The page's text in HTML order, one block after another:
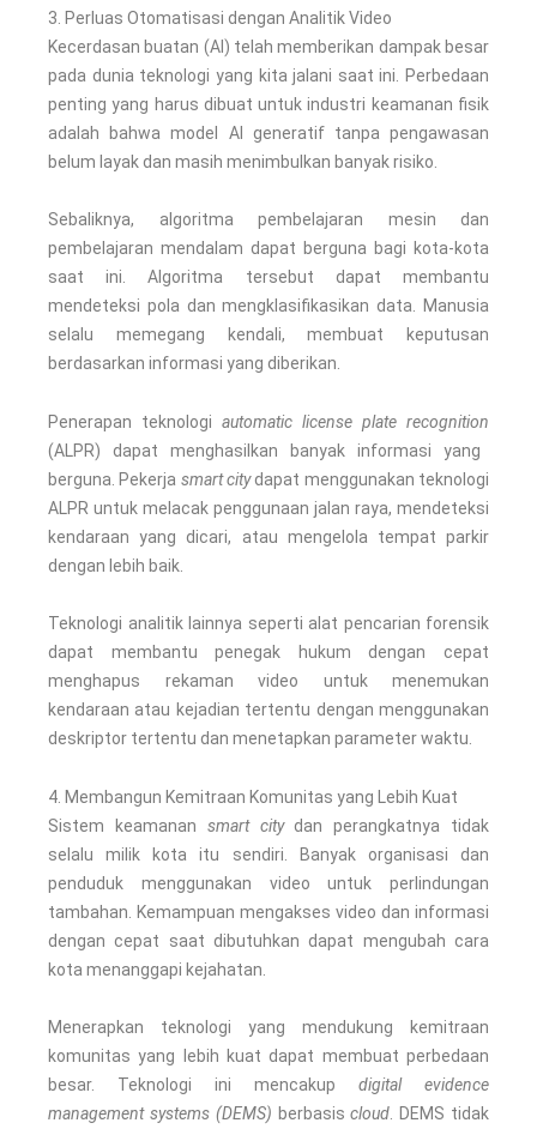
3. Perluas Otomatisasi dengan Analitik Video
Kecerdasan buatan (AI) telah memberikan dampak besar
pada dunia teknologi yang kita jalani saat ini. Perbedaan
penting yang harus dibuat untuk industri keamanan fisik
adalah bahwa model AI generatif tanpa pengawasan
belum layak dan masih menimbulkan banyak risiko.
Sebaliknya, algoritma pembelajaran mesin dan
pembelajaran mendalam dapat berguna bagi kota-kota
saat ini. Algoritma tersebut dapat membantu
mendeteksi pola dan mengklasifikasikan data. Manusia
selalu memegang kendali, membuat keputusan
berdasarkan informasi yang diberikan.
Penerapan teknologi automatic license plate recognition
(ALPR) dapat menghasilkan banyak informasi yang
berguna. Pekerja smart citydapat menggunakan teknologi
ALPR untuk melacak penggunaan jalan raya, mendeteksi
kendaraan yang dicari, atau mengelola tempat parkir
dengan lebih baik.
Teknologi analitik lainnya seperti alat pencarian forensik
dapat membantu penegak hukum dengan cepat
menghapus rekaman video untuk menemukan
kendaraan atau kejadian tertentu dengan menggunakan
deskriptor tertentu dan menetapkan parameter waktu.
4. Membangun Kemitraan Komunitas yang Lebih Kuat
Sistem keamanan smart citydan perangkatnya tidak
selalu milik kota itu sendiri. Banyak organisasi dan
penduduk menggunakan video untuk perlindungan
tambahan. Kemampuan mengakses video dan informasi
dengan cepat saat dibutuhkan dapat mengubah cara
kota menanggapi kejahatan.
Menerapkan teknologi yang mendukung kemitraan
komunitas yang lebih kuat dapat membuat perbedaan
besar. Teknologi ini mencakup digital evidence
management systems (DEMS) berbasiscloud . DEMS tidak